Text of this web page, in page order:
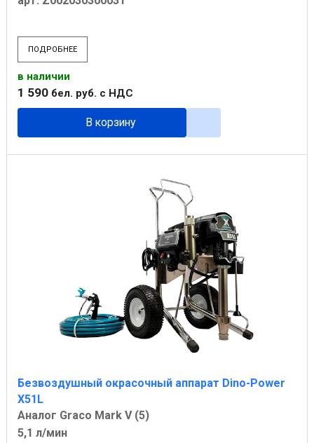
ПОДРОБНЕЕ
в наличии
1 590 бел. руб. с НДС
В корзину
Безвоздушный окрасочный аппарат Dino-Power
X51L
Аналог Graco Mark V (5)
5,1 л/мин